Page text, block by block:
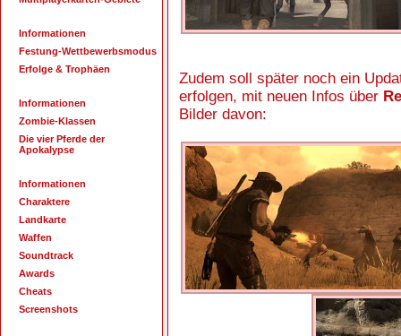
Informationen
Festung-Wettbewerbsmodus
Erfolge & Trophäen
Informationen
Zombie-Klassen
Die vier Pferde der
Apokalypse
Informationen
Charaktere
Landkarte
Waffen
Soundtrack
Awards
Cheats
Screenshots
Zudem soll später noch ein
erfolgen, mit neuen Infos über
Bilder davon: